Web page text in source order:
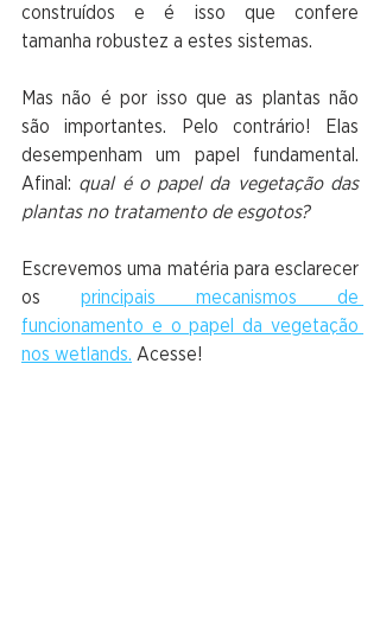
construídos e é isso que confere
tamanha robustez a estes sistemas.
Mas não é por isso que as plantas não
são importantes. Pelo contrário! Elas
desempenham um papel fundamental.
Afinal: qual é o papel da vegetação das
plantas no tratamento de esgotos?
Escrevemos uma matéria para esclarecer
os principais mecanismos de
funcionamento e o papel da vegetação
nos wetlands. Acesse!